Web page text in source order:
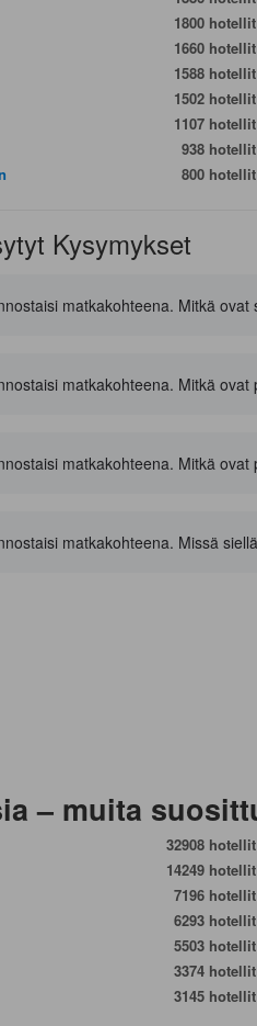
1800 hotellit
1660 hotellit
1588 hotellit
1502 hotellit
1107 hotellit
938 hotellit
800 hotellit
Kysymykset
matkakohteena. Mitkä ovat
matkakohteena. Mitkä
matkakohteena. Mitkä
matkakohteena. Missä
– muita
32908 hotellit
14249 hotellit
7196 hotellit
6293 hotellit
5503 hotellit
3374 hotellit
3145 hotellit